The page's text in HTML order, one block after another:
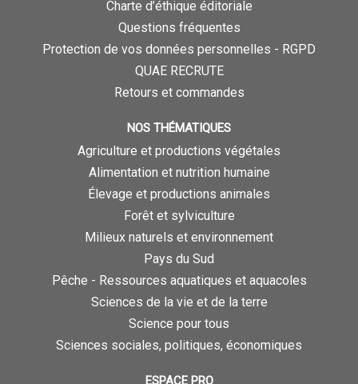
Charte d’éthique éditoriale
Questions fréquentes
Protection de vos données personnelles - RGPD
QUAE RECRUTE
Retours et commandes
NOS THÉMATIQUES
Agriculture et productions végétales
Alimentation et nutrition humaine
Élevage et productions animales
Forêt et sylviculture
Milieux naturels et environnement
Pays du Sud
Pêche - Ressources aquatiques et aquacoles
Sciences de la vie et de la terre
Science pour tous
Sciences sociales, politiques, économiques
ESPACE PRO